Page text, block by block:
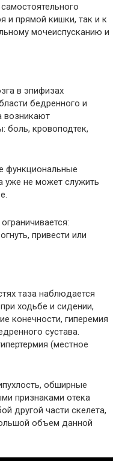
и прямой кишки, так и к
мочеиспусканию и
в эпифизах
бедренного и
возникают
боль, кровоподтек,
функциональные
уже не может служить
привести или
таза наблюдается
ходьбе и сидении,
конечности, гиперемия
сустава.
(местное
обширные
признаками отека
другой части скелета,
объем данной